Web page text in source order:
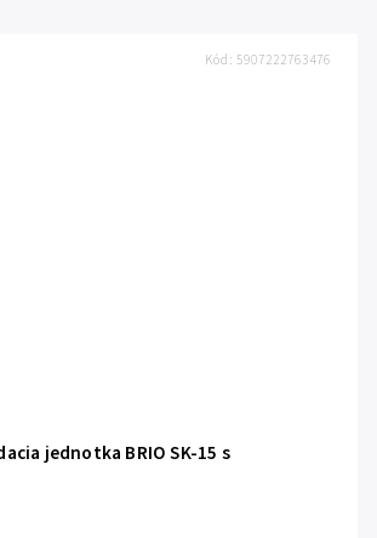
jednotka BRIO SK-15 s
Kód: 5907222763476